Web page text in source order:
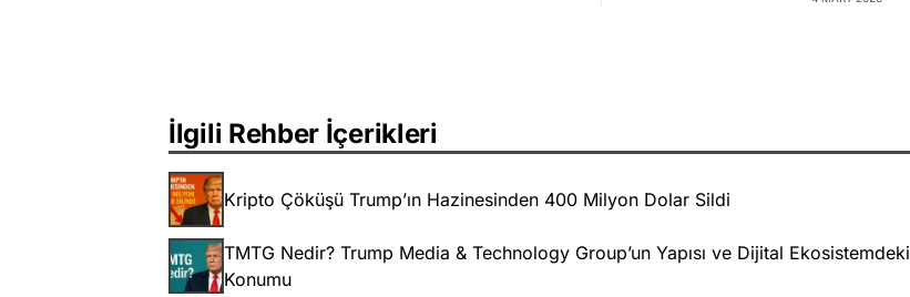
İlgili Rehber İçerikleri
Kripto Çöküşü Trump’ın Hazinesinden 400 Milyon Dolar Sildi
TMTG Nedir? Trump Media & Technology Group’un Yapısı ve Dijital Ekosistemdeki
Konumu